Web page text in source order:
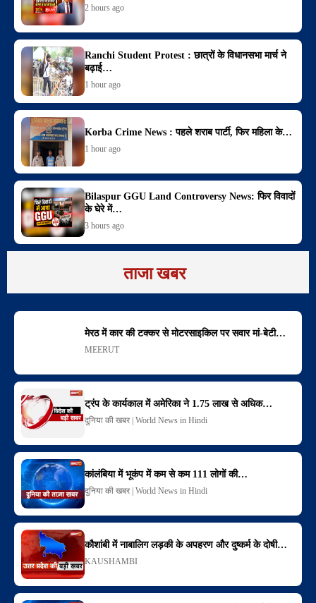
2 hours ago
Ranchi Student Protest : छात्रों के विधानसभा मार्च ने
बढ़ाई…
1 hour ago
Korba Crime News : पहले शराब पार्टी, फिर महिला के…
1 hour ago
Bilaspur GGU Land Controversy News: फिर विवादों
के घेरे में…
3 hours ago
ताजा खबर
मेरठ में कार की टक्कर से मोटरसाइकिल पर सवार मां-बेटी…
MEERUT
ट्रंप के कार्यकाल में अमेरिका ने 1.75 लाख से अधिक…
दुनिया की खबर | World News in Hindi
कांलंबिया में भूकंप में कम से कम 111 लोगों की…
दुनिया की खबर | World News in Hindi
कौशांबी में नाबालिग लड़की के अपहरण और दुष्कर्म के दोषी…
KAUSHAMBI